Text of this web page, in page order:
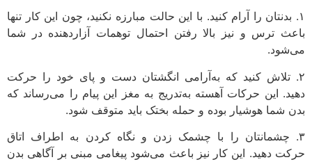
۱. بدنتان را آرام کنید. با این حالت مبارزه نکنید، چون این کار تنها
باعث ترس و نیز بالا رفتن احتمال توهمات آزاردهنده در شما
می‌شود.
۲. تلاش کنید که به‌آرامی انگشتان دست و پای خود را حرکت
دهید. این حرکات آهسته به‌تدریج به مغز این پیام را می‌رساند که
بدن شما هوشیار بوده و حمله‌ بختک باید متوقف شود.
۳. چشمانتان را با چشمک زدن و نگاه کردن به اطراف اتاق
حرکت دهید. این کار نیز باعث می‌شود پیغامی مبنی بر آگاهی بدن